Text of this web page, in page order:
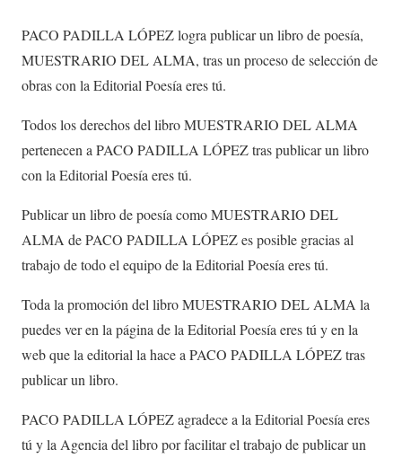
PACO PADILLA LÓPEZ logra publicar un libro de poesía,
MUESTRARIO DEL ALMA, tras un proceso de selección de
obras con la Editorial Poesía eres tú.
Todos los derechos del libro MUESTRARIO DEL ALMA
pertenecen a PACO PADILLA LÓPEZ tras publicar un libro
con la Editorial Poesía eres tú.
Publicar un libro de poesía como MUESTRARIO DEL
ALMA de PACO PADILLA LÓPEZ es posible gracias al
trabajo de todo el equipo de la Editorial Poesía eres tú.
Toda la promoción del libro MUESTRARIO DEL ALMA la
puedes ver en la página de la Editorial Poesía eres tú y en la
web que la editorial la hace a PACO PADILLA LÓPEZ tras
publicar un libro.
PACO PADILLA LÓPEZ agradece a la Editorial Poesía eres
tú y la Agencia del libro por facilitar el trabajo de publicar un